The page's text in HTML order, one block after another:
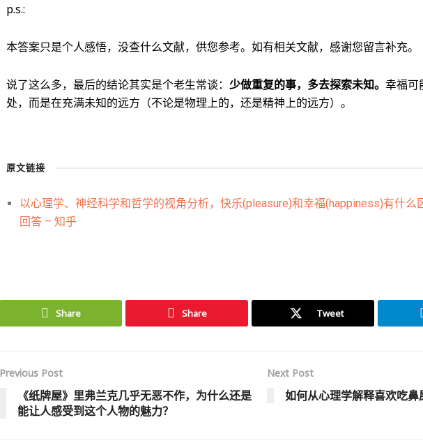
p.s.:
本答案只是个人感悟，没查什么文献，供您参考。如有相关文献，感谢您留言补充。
说了这么多，最后的结论其实是个老生常谈： 少做重复的事，多去探索未知。 幸福可
处，而是在充满未知的远方（不论是物理上的，还是精神上的远方）。
原文链接
以心理学、神经科学和哲学的视角分析，快乐(pleasure)和幸福(happiness)有什么
回答 – 知乎
Share Share Tweet
Previous Post
《纸牌屋》里弗兰克几乎无恶不作，为什么还是
能让人感受到这个人物的魅力？
Next Post
如何从心理学解释喜欢吃鼻